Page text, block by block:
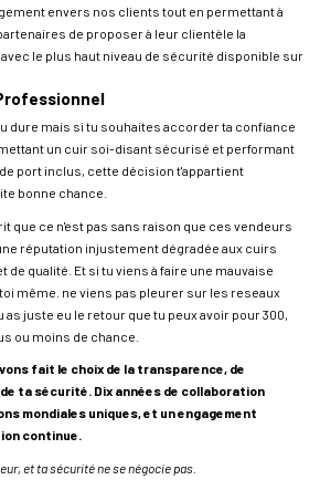
envers nos clients tout en permettant à
de proposer à leur clientèle la
le plus haut niveau de sécurité disponible sur
dure mais si tu souhaites accorder ta confiance
un cuir soi-disant sécurisé et performant
port inclus, cette décision t'appartient
bonne chance.
que ce n'est pas sans raison que ces vendeurs
réputation injustement dégradée aux cuirs
de qualité. Et si tu viens à faire une mauvaise
même. ne viens pas pleurer sur les reseaux
as juste eu le retour que tu peux avoir pour 300,
ou moins de chance.
fait le choix de la transparence, de
ta sécurité. Dix années de collaboration
mondiales uniques, et un engagement
continue.
et ta sécurité ne se négocie pas.